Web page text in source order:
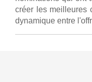
créer les meilleures
dynamique entre